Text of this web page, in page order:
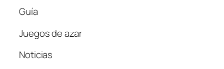
Guía
Juegos de azar
Noticias